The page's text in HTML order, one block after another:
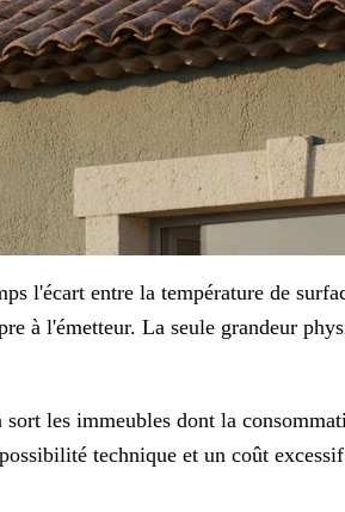
l'écart entre la température de
à l'émetteur. La seule grandeur
les immeubles dont la
technique et un coût